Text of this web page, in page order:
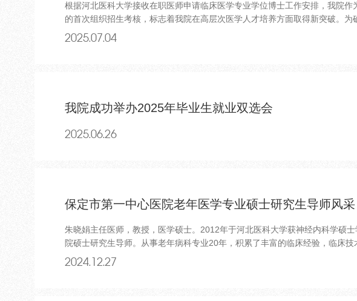
根据河北医科大学接收在职医师申请临床医学专业学位博士工作安排，我院
的首次组织招生考核，标志着我院在高层次医学人才培养方面取得新突破。
2025.07.04
我院成功举办2025年毕业生就业双选会
2025.06.26
保定市第一中心医院老年医学专业硕士研究生导师风采
朱晓娟主任医师，教授，医学硕士。2012年于河北医科大学获神经内科学硕
院硕士研究生导师。从事老年病科专业20年，积累了丰富的临床经验，临床
2024.12.27